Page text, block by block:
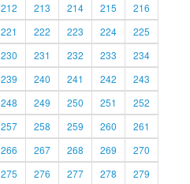
212 213 214 215
216
221 222 223 224
225
230 231 232 233
234
239 240 241 242
243
248 249 250 251
252
257 258 259 260
261
266 267 268 269
270
275 276 277 278
279